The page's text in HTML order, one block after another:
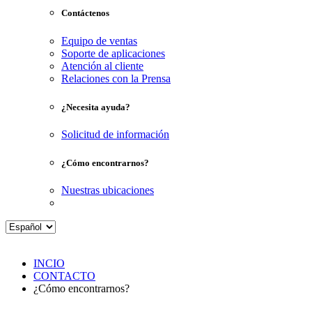
Contáctenos
Equipo de ventas
Soporte de aplicaciones
Atención al cliente
Relaciones con la Prensa
¿Necesita ayuda?
Solicitud de información
¿Cómo encontrarnos?
Nuestras ubicaciones
INCIO
CONTACTO
¿Cómo encontrarnos?